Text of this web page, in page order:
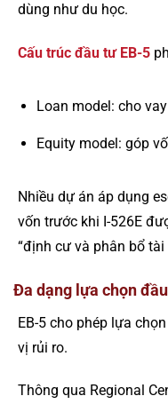
dùng như du học.
Cấu trúc đầu tư EB-5
Loan model: cho
Equity model: góp
Nhiều dự án áp dụng
vốn trước khi I-526E
“định cư và phân bổ
Đa dạng lựa chọn
EB-5 cho phép lựa
vị rủi ro.
Thông qua Regional